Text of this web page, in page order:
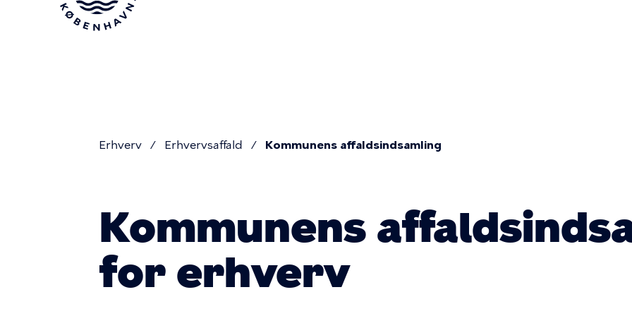
Erhverv Erhvervsaffald Kommunens affaldsindsamling
Kommunens
for erhverv